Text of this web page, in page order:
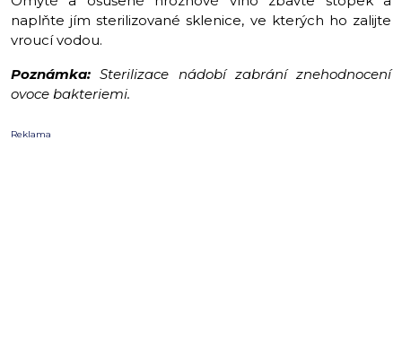
naplňte jím sterilizované sklenice, ve kterých ho zalijte
vroucí vodou.
Poznámka: Sterilizace nádobí zabrání znehodnocení
ovoce bakteriemi.
Reklama